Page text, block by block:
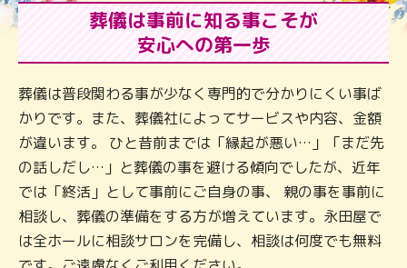
葬儀は事前に知る事こそが
安心への第一歩
葬儀は普段関わる事が少なく専門的で分かりにくい事ば
かりです。また、葬儀社によってサービスや内容、金額
が違います。 ひと昔前までは「縁起が悪い…」「まだ先
の話しだし…」と葬儀の事を避ける傾向でしたが、近年
では「終活」として事前にご自身の事、 親の事を事前に
相談し、葬儀の準備をする方が増えています。永田屋で
は全ホールに相談サロンを完備し、相談は何度でも無料